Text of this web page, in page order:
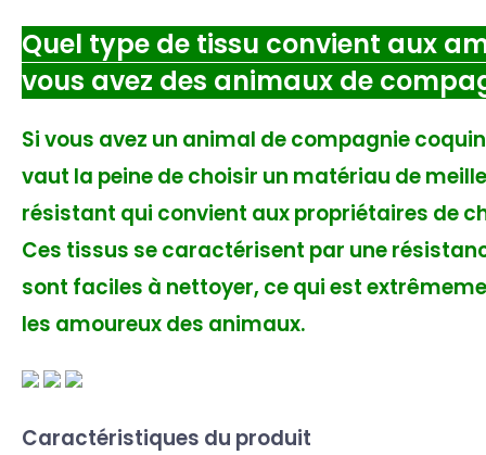
Quel type de tissu convient aux
vous avez des animaux de
Si vous avez un animal de compagnie
vaut la peine de choisir un matériau de
résistant qui convient aux propriétaires de
Ces tissus se caractérisent par une
sont faciles à nettoyer, ce qui est
les amoureux des animaux.
Caractéristiques du produit